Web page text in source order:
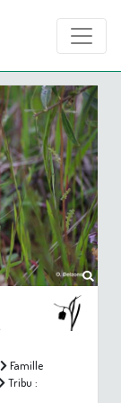
Famille
Tribu :